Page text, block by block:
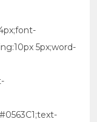
5px;word-